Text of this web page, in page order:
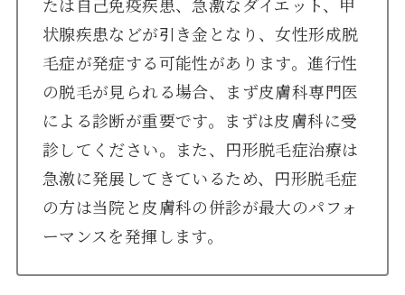
状腺疾患などが引き金となり、女性形成脱
毛症が発症する可能性があります。進行性
の脱毛が見られる場合、まず皮膚科専門医
による診断が重要です。まずは皮膚科に受
診してください。また、円形脱毛症治療は
急激に発展してきているため、円形脱毛症
の方は当院と皮膚科の併診が最大のパフォ
ーマンスを発揮します。